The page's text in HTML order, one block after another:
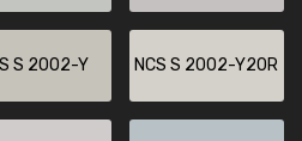
S 2002-Y NCS S 2002-Y20R